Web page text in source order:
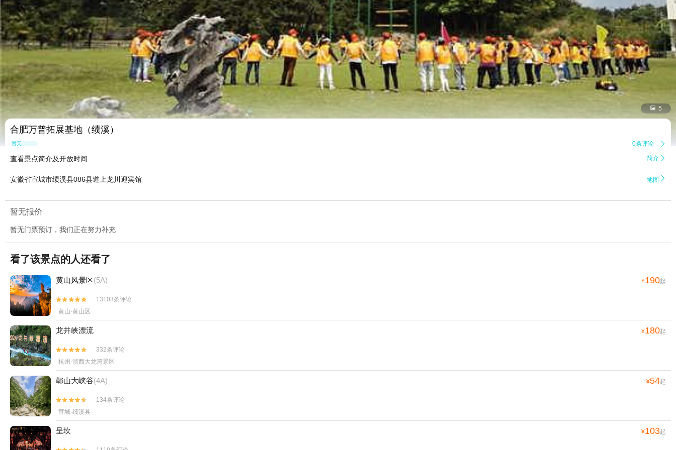
 5
合肥万普拓展基地（绩溪）
暂无点评 0条评论 
查看景点简介及开放时间 简介 
安徽省宣城市绩溪县086县道上龙川迎宾馆 地图 
暂无报价
暂无门票预订，我们正在努力补充
看了该景点的人还看了
黄山风景区(5A) ¥190起


13103条评论
黄山·黄山区
龙井峡漂流 ¥180起


332条评论
杭州·浙西大龙湾景区
鄣山大峡谷(4A) ¥54起


134条评论
宣城·绩溪县
呈坎 ¥103起